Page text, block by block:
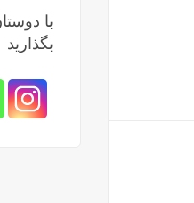
با
بگذارید